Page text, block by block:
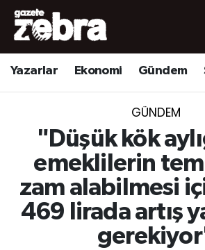
Yazarlar Ekonomi Gündem
GÜNDEM
"Düşük kök
emeklilerin
zam alabilmesi
469 lirada artış
Yazarlar
Ekonomi
Yerel
Spor
Nöbetçi Eczaneler
Hava Durumu
Süper Lig Puan Durumu
Tüm Manşetler
Son Dakika Haberleri